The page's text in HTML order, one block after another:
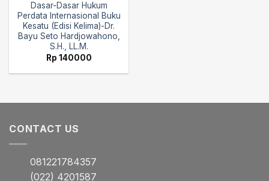
Dasar-Dasar Hukum
Perdata Internasional Buku
Kesatu (Edisi Kelima)-Dr.
Bayu Seto Hardjowahono,
S.H., LL.M.
Rp 140000
CONTACT US
081221784357
(022) 4201587